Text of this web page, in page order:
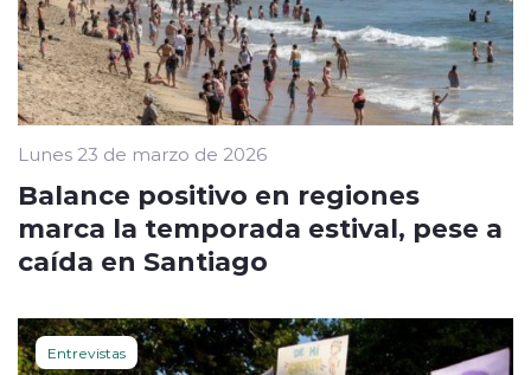
Lunes 23 de marzo de 2026
Balance positivo en regiones
marca la temporada estival, pese a
caída en Santiago
Entrevistas